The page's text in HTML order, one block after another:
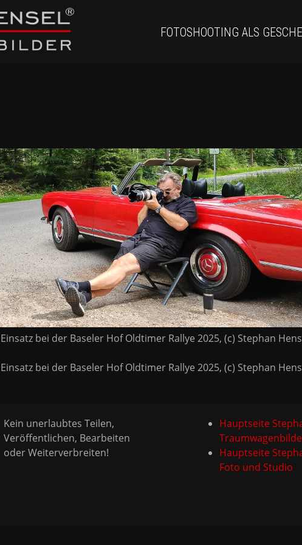
FOTOSHOOTING ALS
bei der Baseler Hof Oldtimer Rallye 2025, (c) Stephan
bei der Baseler Hof Oldtimer Rallye 2025, (c) Stephan
Kein unerlaubtes Teilen,
Veröffentlichen, Bearbeiten
oder Weiterverbreiten!
Hauptseite
Hauptseite
Foto und Studio